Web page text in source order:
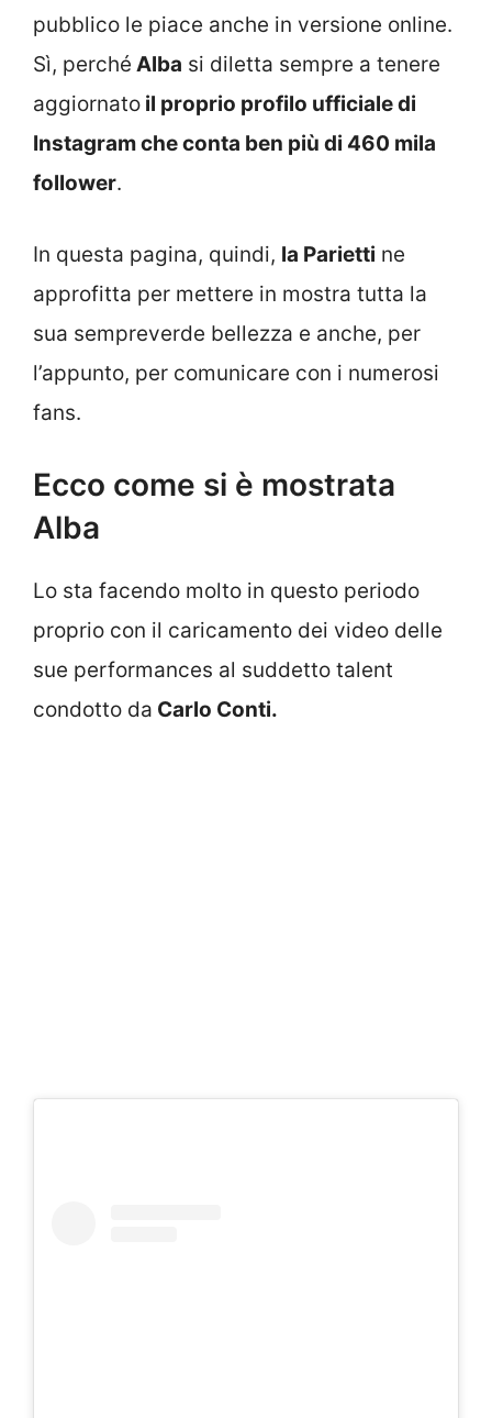
pubblico le piace anche in versione online.
Sì, perché Alba si diletta sempre a tenere
aggiornato il proprio profilo ufficiale di
Instagram che conta ben più di 460 mila
follower.
In questa pagina, quindi, la Parietti ne
approfitta per mettere in mostra tutta la
sua sempreverde bellezza e anche, per
l’appunto, per comunicare con i numerosi
fans.
Ecco come si è mostrata
Alba
Lo sta facendo molto in questo periodo
proprio con il caricamento dei video delle
sue performances al suddetto talent
condotto da Carlo Conti.